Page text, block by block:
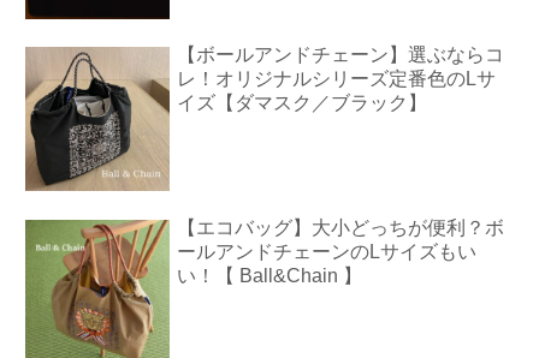
【ボールアンドチェーン】選ぶならコ
レ！オリジナルシリーズ定番色のLサ
イズ【ダマスク／ブラック】
【エコバッグ】大小どっちが便利？ボ
ールアンドチェーンのLサイズもい
い！【 Ball&Chain 】